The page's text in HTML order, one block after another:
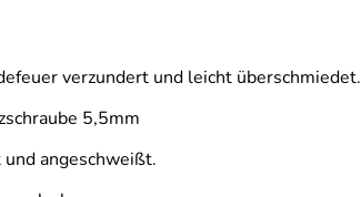
verzundert und leicht überschmiedet.
5,5mm
angeschweißt.